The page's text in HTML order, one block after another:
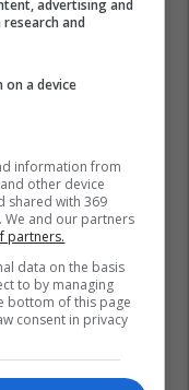
advertising and
and
a device
information from
other device
shared with 369
We and our partners
partners.
data on the basis
to by managing
bottom of this page
consent in privacy